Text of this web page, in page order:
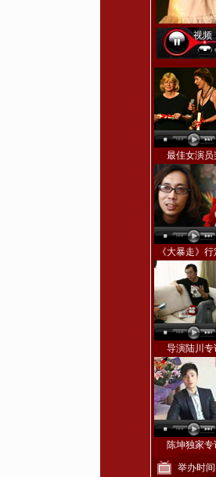
视频
最佳女演员
《大暴走》
导演陆川专
陈坤独家专
举办时间